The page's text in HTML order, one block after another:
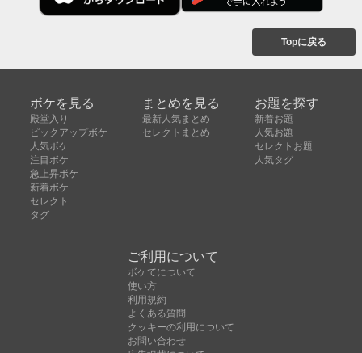
Topに戻る
ボケを見る
殿堂入り
ピックアップボケ
人気ボケ
注目ボケ
急上昇ボケ
新着ボケ
セレクト
タグ
まとめを見る
最新人気まとめ
セレクトまとめ
お題を探す
新着お題
人気お題
セレクトお題
人気タグ
ご利用について
ボケてについて
使い方
利用規約
よくある質問
クッキーの利用について
お問い合わせ